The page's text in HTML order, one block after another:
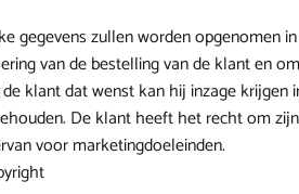
gegevens zullen worden opgenomen
van de bestelling van de klant en
klant dat wenst kan hij inzage krijgen
De klant heeft het recht om
voor marketingdoeleinden.